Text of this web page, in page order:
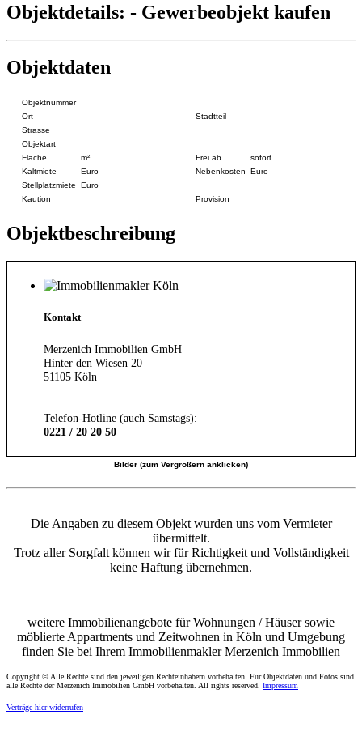
Objektdetails: - Gewerbeobjekt kaufen
Objektdaten
Objektnummer
Ort
Stadtteil
Strasse
Objektart
Fläche
m² Frei ab
sofort
Kaltmiete
Euro Nebenkosten
Euro
Stellplatzmiete
Euro
Kaution
Provision
Objektbeschreibung
Kontakt
Merzenich Immobilien GmbH
Hinter den Wiesen 20
51105 Köln
Telefon-Hotline (auch Samstags):
0221 / 20 20 50
Bilder (zum Vergrößern anklicken)
Die Angaben zu diesem Objekt wurden uns vom Vermieter
übermittelt.
Trotz aller Sorgfalt können wir für Richtigkeit und Vollständigkeit
keine Haftung übernehmen.
weitere Immobilienangebote für Wohnungen / Häuser sowie
möblierte Appartments und Zeitwohnen in Köln und Umgebung
finden Sie bei Ihrem Immobilienmakler Merzenich Immobilien
Copyright © Alle Rechte sind den jeweiligen Rechteinhabern vorbehalten. Für Objektdaten und Fotos sind
alle Rechte der Merzenich Immobilien GmbH vorbehalten. All rights reserved. Impressum
Verträge hier widerrufen